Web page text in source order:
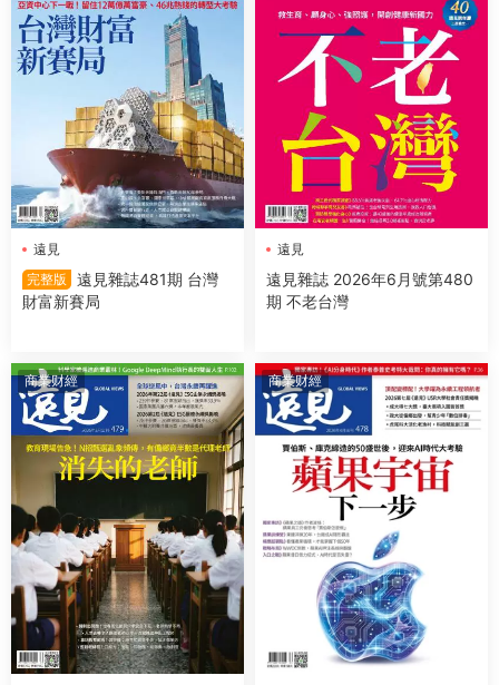
遠見
完整版
遠見雜誌481期 台灣
財富新賽局
遠見
遠見雜誌 2026年6月號第480
期 不老台灣
商業财經 商業财經